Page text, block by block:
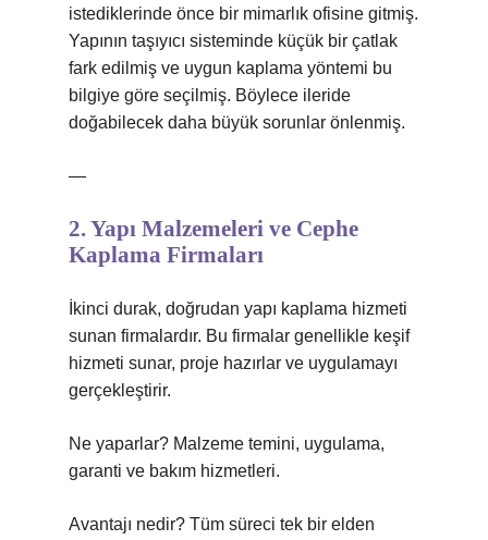
istediklerinde önce bir mimarlık ofisine gitmiş.
Yapının taşıyıcı sisteminde küçük bir çatlak
fark edilmiş ve uygun kaplama yöntemi bu
bilgiye göre seçilmiş. Böylece ileride
doğabilecek daha büyük sorunlar önlenmiş.
—
2. Yapı Malzemeleri ve Cephe
Kaplama Firmaları
İkinci durak, doğrudan yapı kaplama hizmeti
sunan firmalardır. Bu firmalar genellikle keşif
hizmeti sunar, proje hazırlar ve uygulamayı
gerçekleştirir.
Ne yaparlar? Malzeme temini, uygulama,
garanti ve bakım hizmetleri.
Avantajı nedir? Tüm süreci tek bir elden